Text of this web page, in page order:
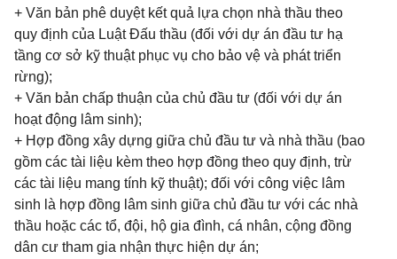
+ Văn bản phê duyệt kết quả lựa chọn nhà thầu theo
quy định của Luật Đấu thầu (đối với dự án đầu tư hạ
tầng cơ sở kỹ thuật phục vụ cho bảo vệ và phát triển
rừng);
+ Văn bản chấp thuận của chủ đầu tư (đối với dự án
hoạt động lâm sinh);
+ Hợp đồng xây dựng giữa chủ đầu tư và nhà thầu (bao
gồm các tài liệu kèm theo hợp đồng theo quy định, trừ
các tài liệu mang tính kỹ thuật); đối với công việc lâm
sinh là hợp đồng lâm sinh giữa chủ đầu tư với các nhà
thầu hoặc các tổ, đội, hộ gia đình, cá nhân, cộng đồng
dân cư tham gia nhận thực hiện dự án;